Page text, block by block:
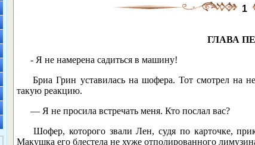
1
ГЛАВА
- Я не намерена садиться в машину!
Бриа Грин уставилась на шофера. Тот смотрел на
такую реакцию.
— Я не просила встречать меня. Кто послал вас?
Шофер, которого звали Лен, судя по карточке,
Макушка его блестела не хуже отполированного